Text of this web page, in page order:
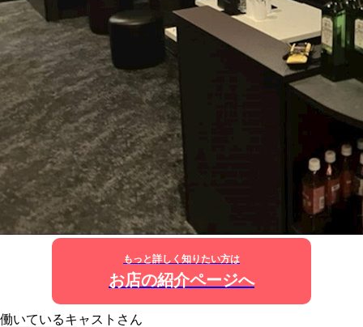
もっと詳しく知りたい方は
お店の紹介ページへ
働いているキャストさん